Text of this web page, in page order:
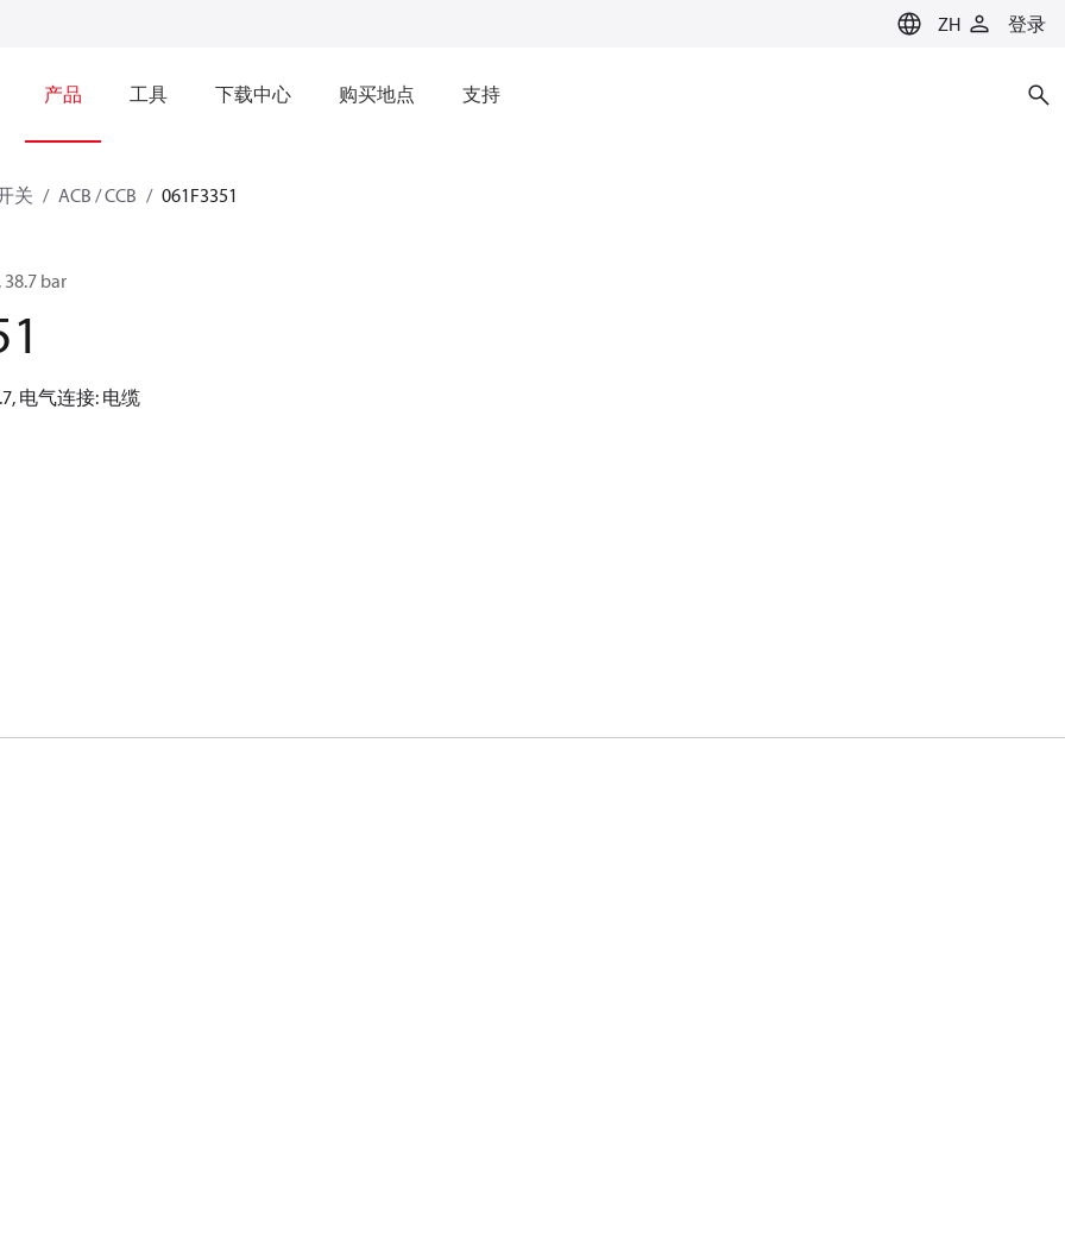
ZH 登录
产品 工具 下载中心 购买地点 支持
关 ACB / CCB 061F3351
bar
电气连接: 电缆